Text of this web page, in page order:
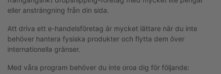
eller ansträngning från din sida.
Att driva ett e-handelsföretag är mycket lättare när du inte
behöver hantera fysiska produkter och flytta dem över
internationella gränser.
Med våra program behöver du inte oroa dig för följande: